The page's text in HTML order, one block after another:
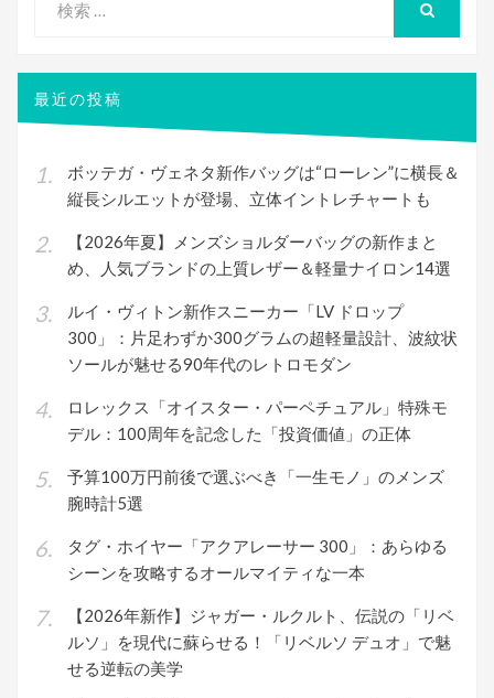
象:
最近の投稿
ボッテガ・ヴェネタ新作バッグは“ローレン”に横長＆
縦長シルエットが登場、立体イントレチャートも
【2026年夏】メンズショルダーバッグの新作まと
め、人気ブランドの上質レザー＆軽量ナイロン14選
ルイ・ヴィトン新作スニーカー「LV ドロップ
300」：片足わずか300グラムの超軽量設計、波紋状
ソールが魅せる90年代のレトロモダン
ロレックス「オイスター・パーペチュアル」特殊モ
デル：100周年を記念した「投資価値」の正体
予算100万円前後で選ぶべき「一生モノ」のメンズ
腕時計5選
タグ・ホイヤー「アクアレーサー 300」：あらゆる
シーンを攻略するオールマイティな一本
【2026年新作】ジャガー・ルクルト、伝説の「リベ
ルソ」を現代に蘇らせる！「リベルソ デュオ」で魅
せる逆転の美学